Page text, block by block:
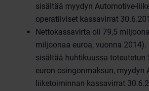
sisältää myydyn Automotive-
operatiiviset kassavirrat
Nettokassavirta oli 79,5
miljoonaa euroa, vuonna
sisältää huhtikuussa toteutetun
euron osingonmaksun, myydyn
liiketoiminnan kassavirrat